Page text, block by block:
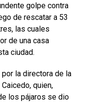
golpe contra
de rescatar a 53
las cuales
de una casa
ciudad.
la directora de la
quien,
los pájaros se dio